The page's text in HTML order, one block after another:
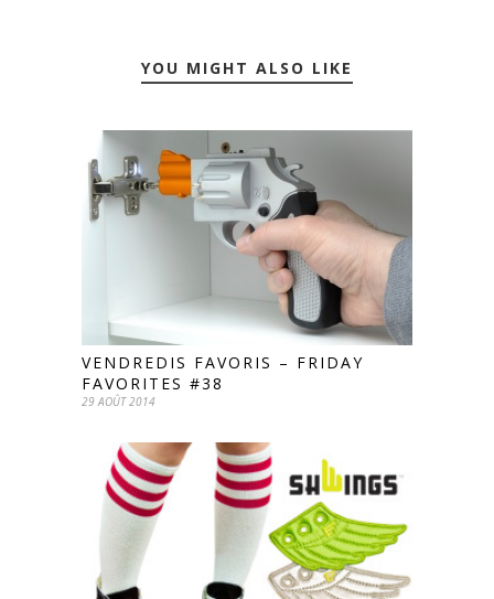
YOU MIGHT ALSO LIKE
VENDREDIS FAVORIS – FRIDAY
FAVORITES #38
29 AOÛT 2014